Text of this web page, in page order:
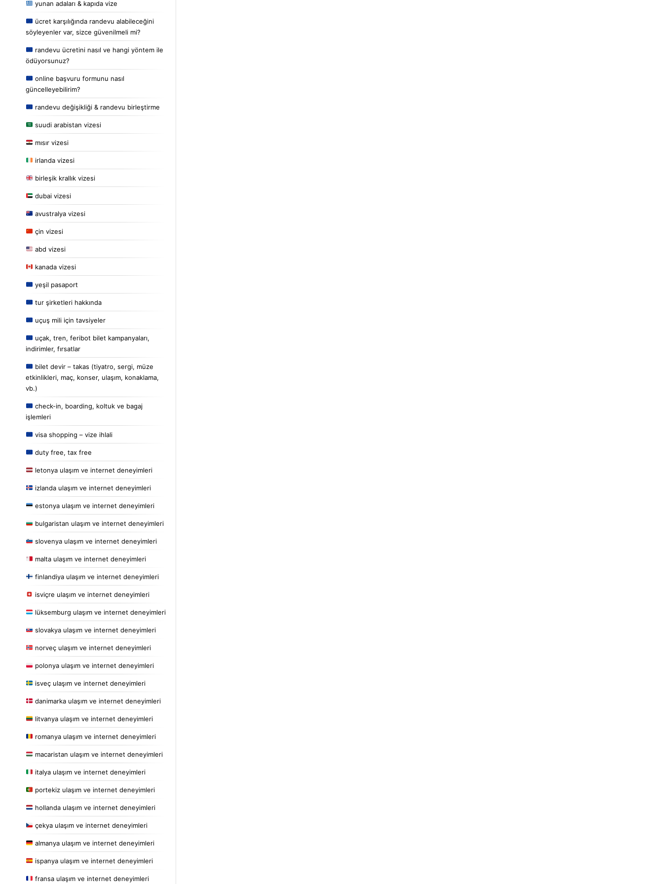
yunan adaları & kapıda vize
ücret karşılığında randevu alabileceğini
söyleyenler var, sizce güvenilmeli mi?
randevu ücretini nasıl ve hangi yöntem ile
ödüyorsunuz?
online başvuru formunu nasıl
güncelleyebilirim?
randevu değişikliği & randevu birleştirme
suudi arabistan vizesi
mısır vizesi
irlanda vizesi
birleşik krallık vizesi
dubai vizesi
avustralya vizesi
çin vizesi
abd vizesi
kanada vizesi
yeşil pasaport
tur şirketleri hakkında
uçuş mili için tavsiyeler
uçak, tren, feribot bilet kampanyaları,
indirimler, fırsatlar
bilet devir – takas (tiyatro, sergi, müze
etkinlikleri, maç, konser, ulaşım, konaklama,
vb.)
check-in, boarding, koltuk ve bagaj
işlemleri
visa shopping – vize ihlali
duty free, tax free
letonya ulaşım ve internet deneyimleri
izlanda ulaşım ve internet deneyimleri
estonya ulaşım ve internet deneyimleri
bulgaristan ulaşım ve internet deneyimleri
slovenya ulaşım ve internet deneyimleri
malta ulaşım ve internet deneyimleri
finlandiya ulaşım ve internet deneyimleri
isviçre ulaşım ve internet deneyimleri
lüksemburg ulaşım ve internet deneyimleri
slovakya ulaşım ve internet deneyimleri
norveç ulaşım ve internet deneyimleri
polonya ulaşım ve internet deneyimleri
isveç ulaşım ve internet deneyimleri
danimarka ulaşım ve internet deneyimleri
litvanya ulaşım ve internet deneyimleri
romanya ulaşım ve internet deneyimleri
macaristan ulaşım ve internet deneyimleri
italya ulaşım ve internet deneyimleri
portekiz ulaşım ve internet deneyimleri
hollanda ulaşım ve internet deneyimleri
çekya ulaşım ve internet deneyimleri
almanya ulaşım ve internet deneyimleri
ispanya ulaşım ve internet deneyimleri
fransa ulaşım ve internet deneyimleri